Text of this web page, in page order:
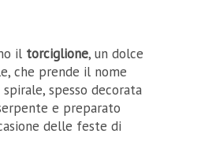
il torciglione, un dolce
che prende il nome
spesso decorata
e preparato
delle feste di